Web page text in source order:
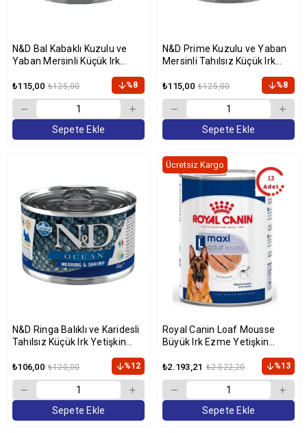
N&D Bal Kabaklı Kuzulu ve
Yaban Mersinli Küçük Irk
Konservesi 140gr
₺115,00 ₺125,00 %8
Sepete Ekle
N&D Prime Kuzulu ve Yaban
Mersinli Tahılsız Küçük Irk
140gr
₺115,00 ₺125,00 %8
Sepete Ekle
N&D Ringa Balıklı ve Karidesli
Tahılsız Küçük Irk Yetişkin
₺106,00 ₺120,00 %12
Sepete Ekle
Royal Canin Loaf Mousse
Büyük Irk Ezme Yetişkin
Adet
₺2.193,21 ₺2.522,20 %13
Ücretsiz Kargo
Sepete Ekle